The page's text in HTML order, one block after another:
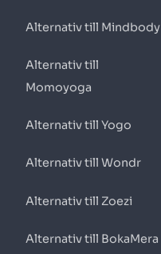
Alternativ till Mindbody
Alternativ till
Momoyoga
Alternativ till Yogo
Alternativ till Wondr
Alternativ till Zoezi
Alternativ till BokaMera